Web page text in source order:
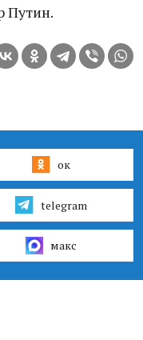
Путин.
ок
telegram
макс